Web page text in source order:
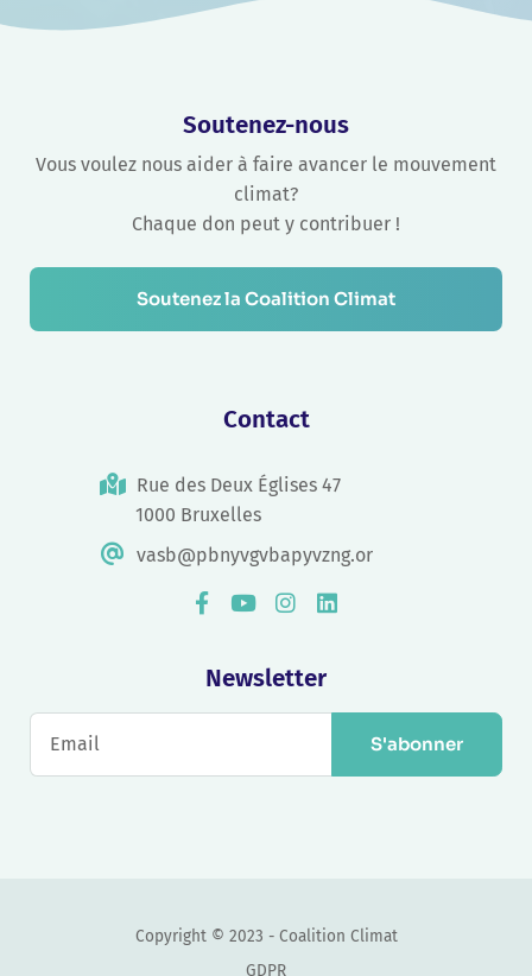
Soutenez-nous
Vous voulez nous aider à faire avancer le mouvement
climat?
Chaque don peut y contribuer !
Soutenez la Coalition Climat
Contact
Rue des Deux Églises 47
1000 Bruxelles
vasb@pbnyvgvbapyvzng.or
Newsletter
S'abonner
Copyright © 2023 - Coalition Climat
GDPR